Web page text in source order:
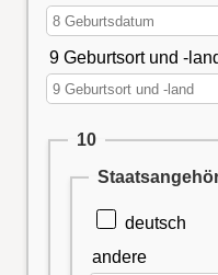
9 Geburtsort und -
10
deutsch
andere